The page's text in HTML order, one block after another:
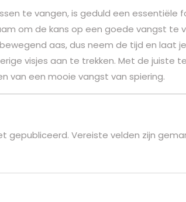
te vangen, is geduld een essentiële
om de kans op een goede vangst te
aas, dus neem de tijd en laat
visjes aan te trekken. Met de juiste
van een mooie vangst van spiering.
gepubliceerd. Vereiste velden zijn